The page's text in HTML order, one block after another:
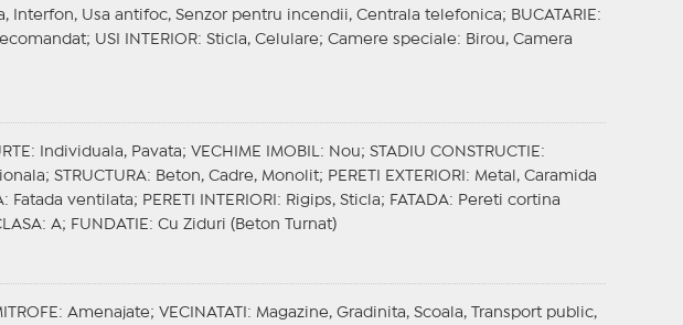
Interfon, Usa antifoc, Senzor pentru incendii, Centrala telefonica; BUCATARIE :
USI INTERIOR: Sticla, Celulare; Camere speciale: Birou, Camera
: Individuala, Pavata; VECHIME IMOBIL : Nou; STADIU CONSTRUCTIE :
STRUCTURA: Beton, Cadre, Monolit; PERETI EXTERIORI : Metal, Caramida
: Fatada ventilata; PERETI INTERIORI : Rigips, Sticla; FATADA: Pereti cortina
: A; FUNDATIE : Cu Ziduri (Beton Turnat)
: Amenajate; VECINATATI
: Magazine, Gradinita, Scoala, Transport public,